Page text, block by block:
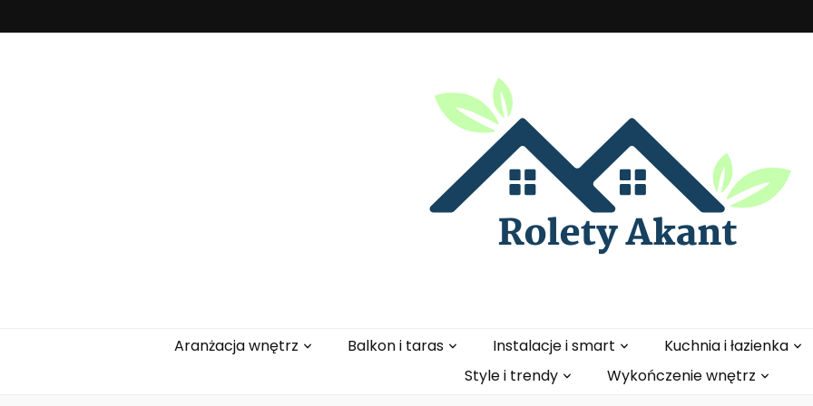
Aranżacja wnętrz Balkon i taras Instalacje i smart Kuchnia i łazienka
Style i trendy
Wykończenie wnętrz